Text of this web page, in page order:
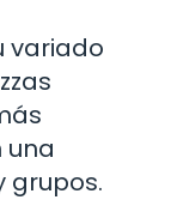
variado
una
grupos.